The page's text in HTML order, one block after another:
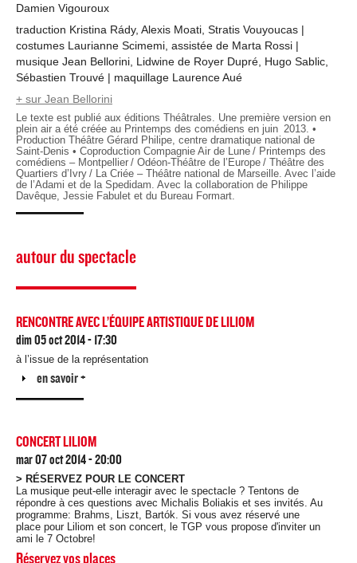
Damien Vigouroux
traduction Kristina Rády, Alexis Moati, Stratis Vouyoucas |
costumes Laurianne Scimemi, assistée de Marta Rossi |
musique Jean Bellorini, Lidwine de Royer Dupré, Hugo Sablic,
Sébastien Trouvé | maquillage Laurence Aué
+ sur Jean Bellorini
Le texte est publié aux éditions Théâtrales. Une première version en
plein air a été créée au Printemps des comédiens en juin 2013. •
Production Théâtre Gérard Philipe, centre dramatique national de
Saint-Denis • Coproduction Compagnie Air de Lune / Printemps des
comédiens – Montpellier / Odéon-Théâtre de l’Europe / Théâtre des
Quartiers d’Ivry / La Criée – Théâtre national de Marseille. Avec l’aide
de l’Adami et de la Spedidam. Avec la collaboration de Philippe
Davêque, Jessie Fabulet et du Bureau Formart.
autour du spectacle
RENCONTRE AVEC L’ÉQUIPE ARTISTIQUE DE LILIOM
dim 05 oct 2014 - 17:30
à l’issue de la représentation
Afficher
en savoir +
CONCERT LILIOM
mar 07 oct 2014 - 20:00
> RÉSERVEZ POUR LE CONCERT
La musique peut-elle interagir avec le spectacle ? Tentons de
répondre à ces questions avec Michalis Boliakis et ses invités. Au
programme: Brahms, Liszt, Bartók. Si vous avez réservé une
place pour Liliom et son concert, le TGP vous propose d'inviter un
ami le 7 Octobre!
Réservez vos places